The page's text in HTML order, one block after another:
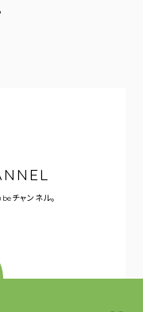
チャンネル。